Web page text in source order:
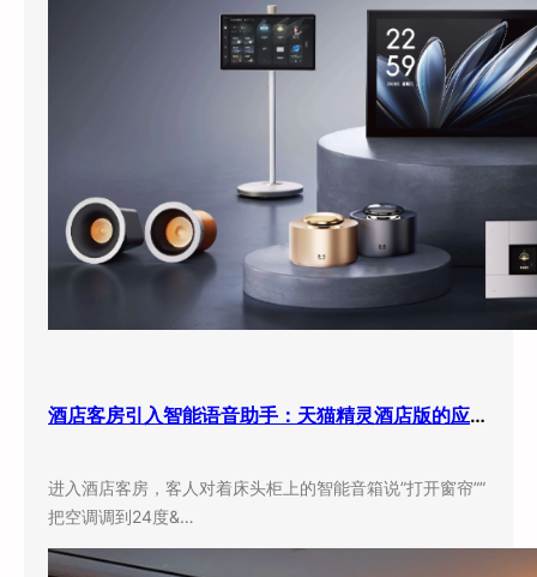
酒店客房引入智能语音助手：天猫精灵酒店版的应用现状与实际效果
进入酒店客房，客人对着床头柜上的智能音箱说”打开窗帘””
把空调调到24度&…